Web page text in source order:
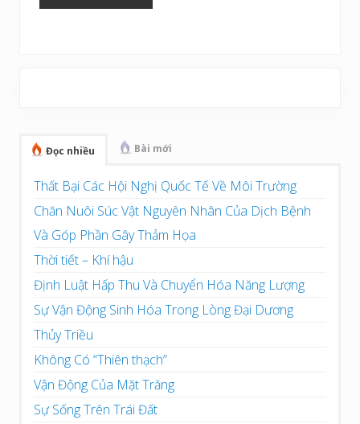
Đọc nhiều Bài mới
Thất Bại Các Hội Nghị Quốc Tế Về Môi Trường
Chăn Nuôi Súc Vật Nguyên Nhân Của Dịch Bệnh
Và Góp Phần Gây Thảm Họa
Thời tiết – Khí hậu
Định Luật Hấp Thu Và Chuyển Hóa Năng Lượng
Sự Vận Động Sinh Hóa Trong Lòng Đại Dương
Thủy Triều
Không Có “Thiên thạch”
Vận Động Của Mặt Trăng
Sự Sống Trên Trái Đất